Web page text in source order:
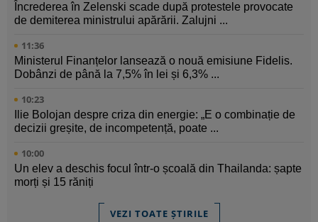
Încrederea în Zelenski scade după protestele provocate
de demiterea ministrului apărării. Zalujni ...
11:36
Ministerul Finanțelor lansează o nouă emisiune Fidelis.
Dobânzi de până la 7,5% în lei și 6,3% ...
10:23
Ilie Bolojan despre criza din energie: „E o combinație de
decizii greșite, de incompetență, poate ...
10:00
Un elev a deschis focul într-o școală din Thailanda: șapte
morți și 15 răniți
VEZI TOATE ȘTIRILE